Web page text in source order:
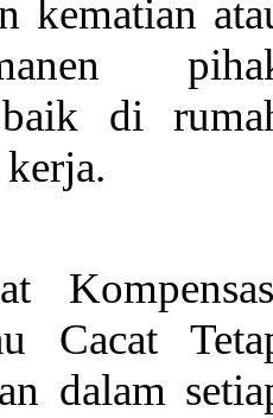
kematian
baik di
Cacat
dalam